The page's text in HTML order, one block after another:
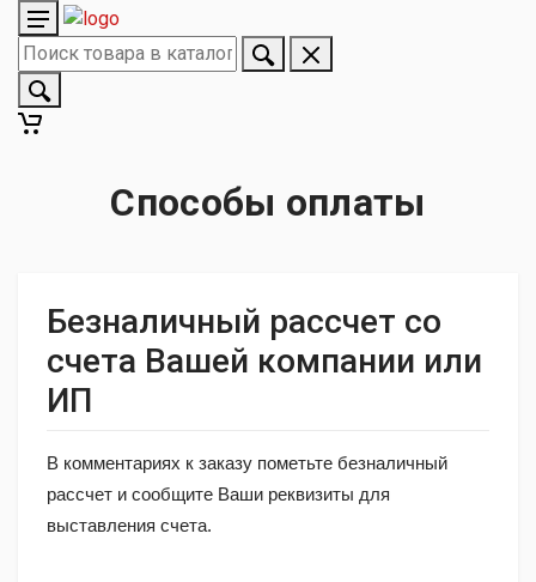
Способы оплаты
Безналичный рассчет со
счета Вашей компании или
ИП
В комментариях к заказу пометьте безналичный
рассчет и сообщите Ваши реквизиты для
выставления счета.